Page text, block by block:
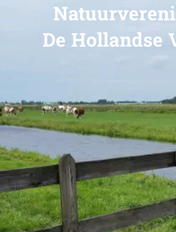
De Hollandse